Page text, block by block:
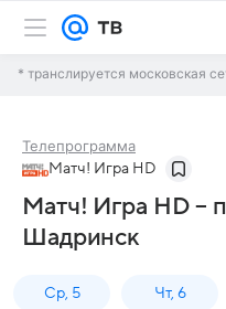
* транслируется московская
Телепрограмма
Матч! Игра HD
Матч! Игра HD –
Шадринск
Ср, 5 Чт, 6